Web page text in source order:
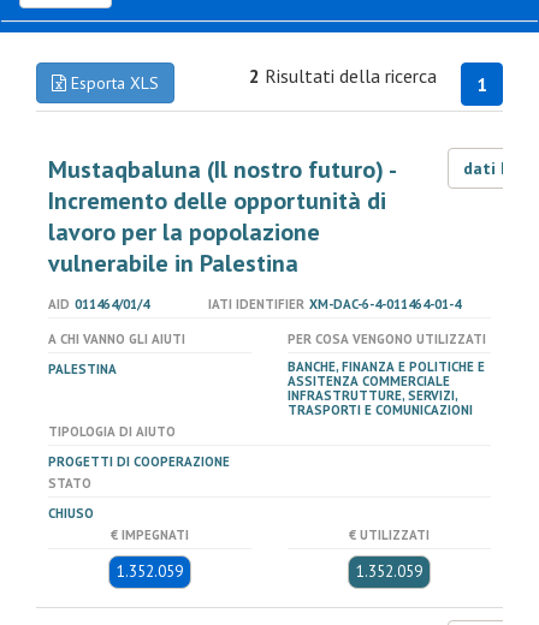
Esporta XLS 1
2 Risultati della ricerca
Mustaqbaluna (Il nostro futuro) -
Incremento delle opportunità di
lavoro per la popolazione
vulnerabile in Palestina
dati LOD
AID 011464/01/4 IATI IDENTIFIER XM-DAC-6-4-011464-01-4
A CHI VANNO GLI AIUTI
PALESTINA
PER COSA VENGONO UTILIZZATI
BANCHE, FINANZA E POLITICHE E
ASSITENZA COMMERCIALE
INFRASTRUTTURE, SERVIZI,
TRASPORTI E COMUNICAZIONI
TIPOLOGIA DI AIUTO
PROGETTI DI COOPERAZIONE
STATO
CHIUSO
€ IMPEGNATI
1.352.059
€ UTILIZZATI
1.352.059